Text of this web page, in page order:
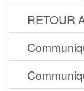
RETOUR